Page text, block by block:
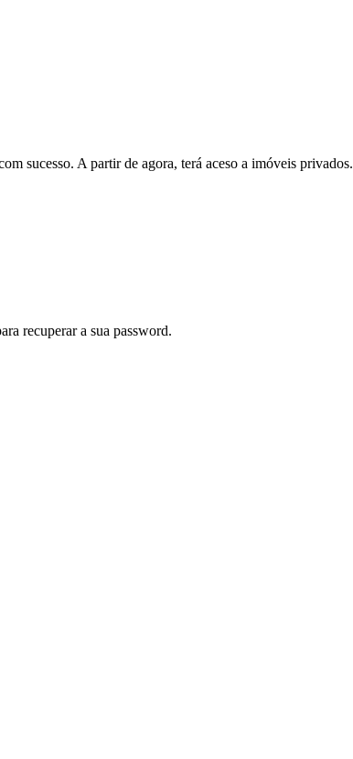
sucesso. A partir de agora, terá aceso a imóveis privados.
recuperar a sua password.